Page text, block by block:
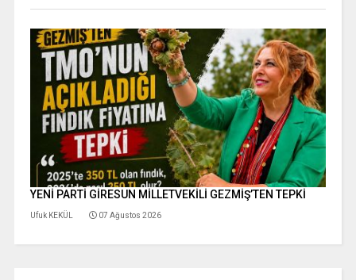
YENİ PARTİ GİRESUN MİLLETVEKİLİ GEZMİŞ’TEN TEPKİ
Ufuk KEKÜL 07 Ağustos 2026